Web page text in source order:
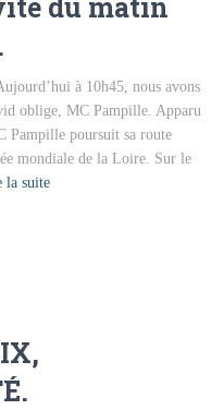
à 10h45, nous avons
oblige, MC Pampille. Apparu
Pampille poursuit sa route
mondiale de la Loire. Sur le
la suite